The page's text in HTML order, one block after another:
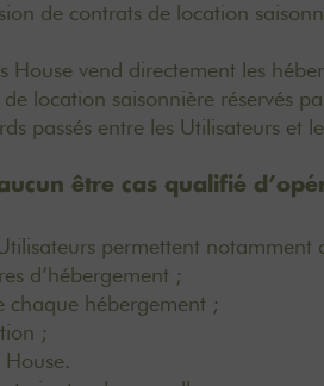
de contrats de location
House vend directement les
location saisonnière réservés
passés entre les Utilisateurs et
être cas qualifié
permettent notamment
d’hébergement ;
chaque hébergement ;
;